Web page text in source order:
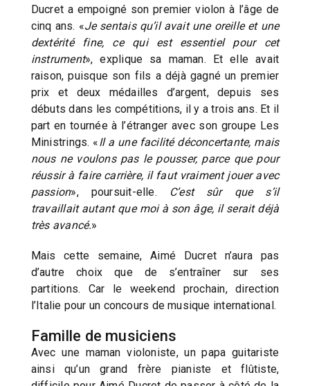
Ducret a empoigné son premier violon à l’âge de
cinq ans. «Je sentais qu’il avait une oreille et une
dextérité fine, ce qui est essentiel pour cet
instrument», explique sa maman. Et elle avait
raison, puisque son fils a déjà gagné un premier
prix et deux médailles d’argent, depuis ses
débuts dans les compétitions, il y a trois ans. Et il
part en tournée à l’étranger avec son groupe Les
Ministrings. «Il a une facilité déconcertante, mais
nous ne voulons pas le pousser, parce que pour
réussir à faire carrière, il faut vraiment jouer avec
passion», poursuit-elle.
C’est sûr que s’il
travaillait autant que moi à son âge, il serait déjà
très avancé.»
Mais cette semaine, Aimé Ducret n’aura pas
d’autre choix que de s’entraîner sur ses
partitions. Car le weekend prochain, direction
l’Italie pour un concours de musique international.
Famille de musiciens
Avec une maman violoniste, un papa guitariste
ainsi qu’un grand frère pianiste et flûtiste,